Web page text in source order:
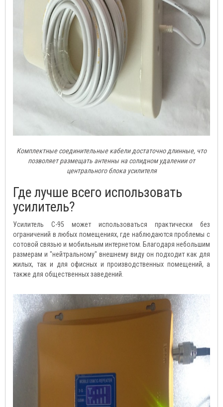
Комплектные соединительные кабели достаточно длинные, что
позволяет размещать антенны на солидном удалении от
центрального блока усилителя
Где лучше всего использовать
усилитель?
Усилитель C-95 может использоваться практически без
ограничений в любых помещениях, где наблюдаются проблемы с
сотовой связью и мобильным интернетом. Благодаря небольшим
размерам и "нейтральному" внешнему виду он подходит как для
жилых, так и для офисных и производственных помещений, а
также для общественных заведений.